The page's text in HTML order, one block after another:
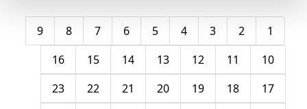
1
2
3
4
5
6
7
8
9
10
11
12
13
14
15
16
17
18
19
20
21
22
23